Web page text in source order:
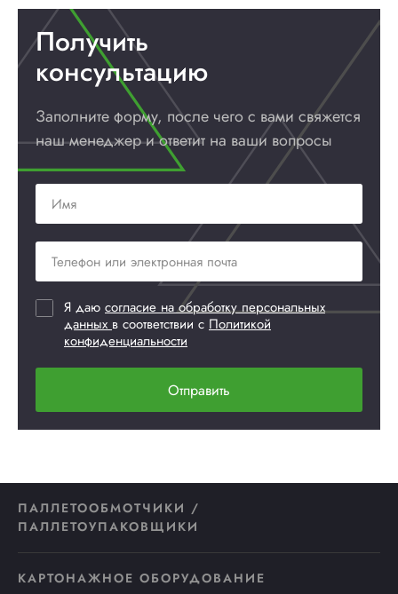
Получить
консультацию
Заполните форму, после чего с вами свяжется
наш менеджер и ответит на ваши вопросы
Я даю согласие на обработку персональных
данных в соответствии с Политикой
конфиденциальности
Отправить
ПАЛЛЕТООБМОТЧИКИ /
ПАЛЛЕТОУПАКОВЩИКИ
КАРТОНАЖНОЕ ОБОРУДОВАНИЕ